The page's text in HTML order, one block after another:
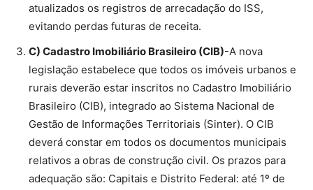
atualizados os registros de arrecadação do ISS,
evitando perdas futuras de receita.
C) Cadastro Imobiliário Brasileiro (CIB)-A nova
legislação estabelece que todos os imóveis urbanos e
rurais deverão estar inscritos no Cadastro Imobiliário
Brasileiro (CIB), integrado ao Sistema Nacional de
Gestão de Informações Territoriais (Sinter). O CIB
deverá constar em todos os documentos municipais
relativos a obras de construção civil. Os prazos para
adequação são: Capitais e Distrito Federal: até 1º de